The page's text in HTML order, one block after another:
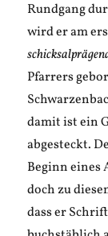
Rundgang
wird er am
Pfarrers
damit ist ein
abgesteckt.
Beginn eines
doch zu
dass er